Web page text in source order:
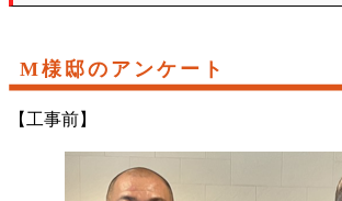
M様邸のアンケート
【工事前】